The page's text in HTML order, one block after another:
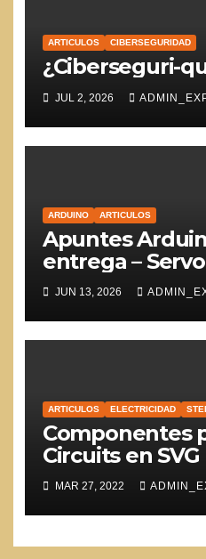
ARTICULOS CIBERSEGURIDAD
¿Ciberseguri-
JUL 2, 2026
ARDUINO ARTICULOS
Apuntes
entrega –
JUN 13, 2026
ARTICULOS ELECTRICIDAD
Componentes
Circuits en SVG
MAR 27, 2022